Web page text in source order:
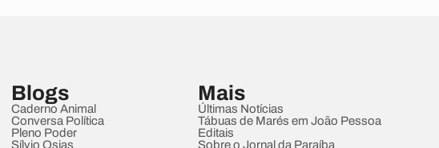
Blogs
Caderno Animal
Conversa Política
Pleno Poder
Sílvio Osias
Mais
Últimas Notícias
Tábuas de Marés em João Pessoa
Editais
Sobre o Jornal da Paraíba